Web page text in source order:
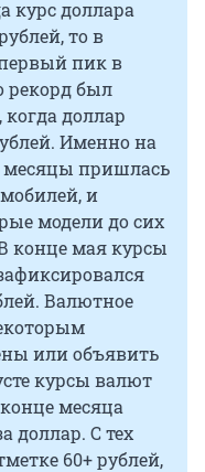
курс доллара
то в
пик в
рекорд был
когда доллар
Именно на
месяцы пришлась
и
модели до сих
конце мая курсы
Валютное
или объявить
курсы валют
месяца
доллар. С тех
60+ рублей,